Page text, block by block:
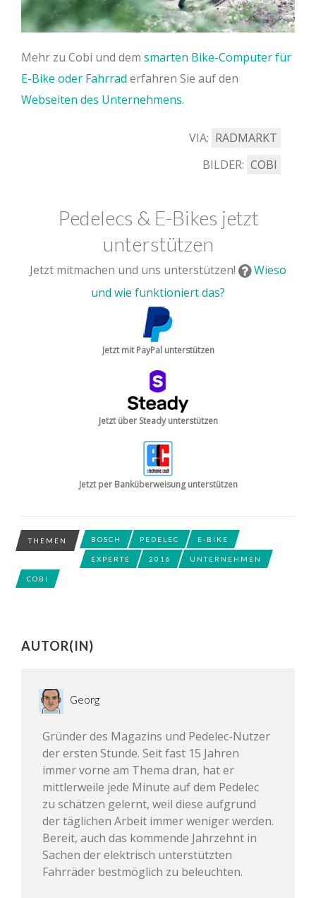
Mehr zu Cobi und dem smarten Bike-Computer für
E-Bike oder Fahrrad erfahren Sie auf den
Webseiten des Unternehmens.
VIA: RADMARKT
BILDER: COBI
Pedelecs & E-Bikes jetzt
unterstützen
Jetzt mitmachen und uns unterstützen!
Wieso
und wie funktioniert das?
Jetzt mit PayPal unterstützen
Jetzt über Steady unterstützen
Jetzt per Banküberweisung unterstützen
THEMEN BOSCH PEDELEC E-BIKE
EXPERTE 2016 UNTERNEHMEN
COBI
AUTOR(IN)
Georg
Gründer des Magazins und Pedelec-Nutzer
der ersten Stunde. Seit fast 15 Jahren
immer vorne am Thema dran, hat er
mittlerweile jede Minute auf dem Pedelec
zu schätzen gelernt, weil diese aufgrund
der täglichen Arbeit immer weniger werden.
Bereit, auch das kommende Jahrzehnt in
Sachen der elektrisch unterstützten
Fahrräder bestmöglich zu beleuchten.